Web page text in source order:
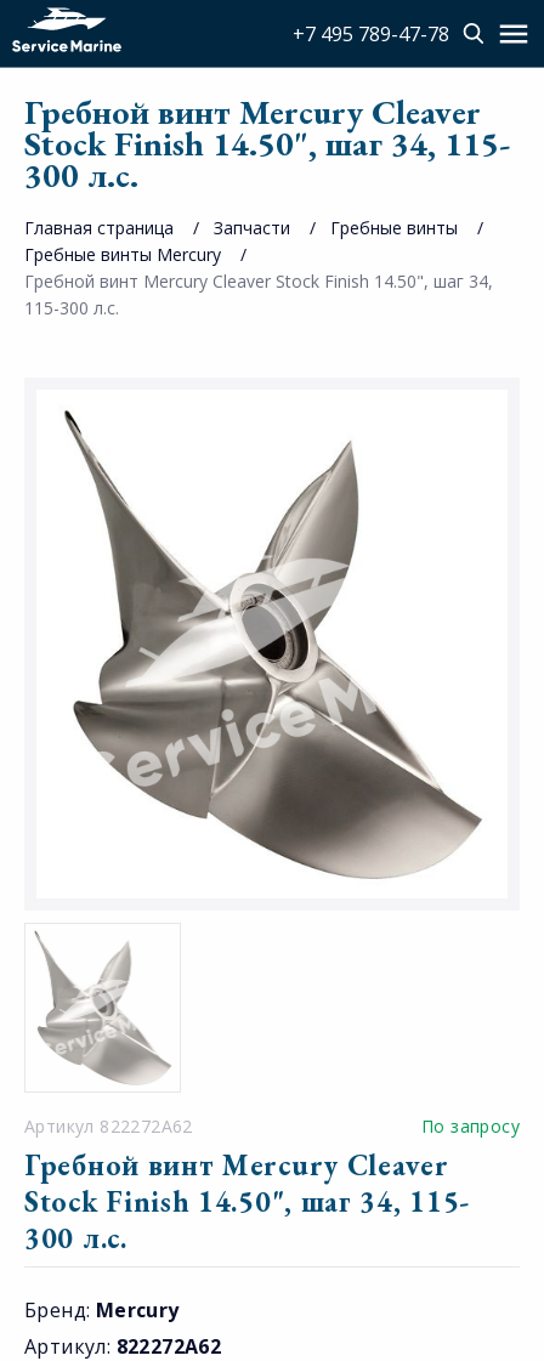
+7 495 789-47-78
Гребной винт Mercury Cleaver
Stock Finish 14.50", шаг 34, 115-
300 л.с.
Главная страница Запчасти
Гребные винты
Гребные винты Mercury
Гребной винт Mercury Cleaver Stock Finish 14.50", шаг 34,
115-300 л.с.
Артикул 822272A62 По запросу
Гребной винт Mercury Cleaver
Stock Finish 14.50", шаг 34, 115-
300 л.с.
Бренд: Mercury
Артикул: 822272A62